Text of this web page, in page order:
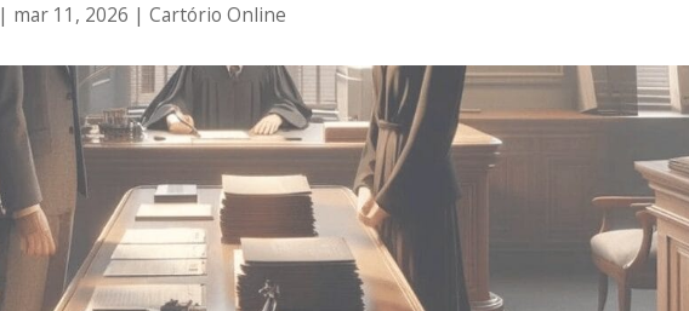
| mar 11, 2026 |Cartório Online